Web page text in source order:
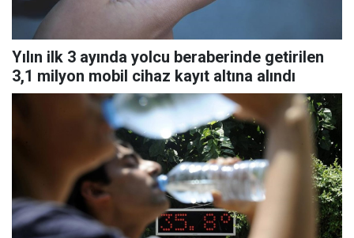
Yılın ilk 3 ayında yolcu beraberinde getirilen
3,1 milyon mobil cihaz kayıt altına alındı